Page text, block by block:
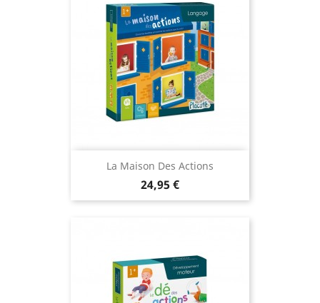
La Maison Des Actions
Prix
24,95 €